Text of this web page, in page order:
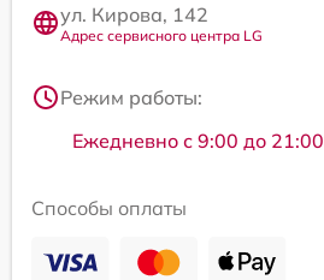
ул. Кирова, 142
Адрес сервисного центра LG
Режим работы:
Ежедневно с 9:00 до 21:00
Способы оплаты